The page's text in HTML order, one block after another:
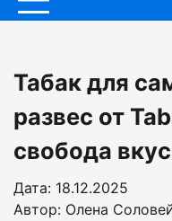
Табак для
развес от
свобода
Дата: 18.12.2025
Автор: Олена